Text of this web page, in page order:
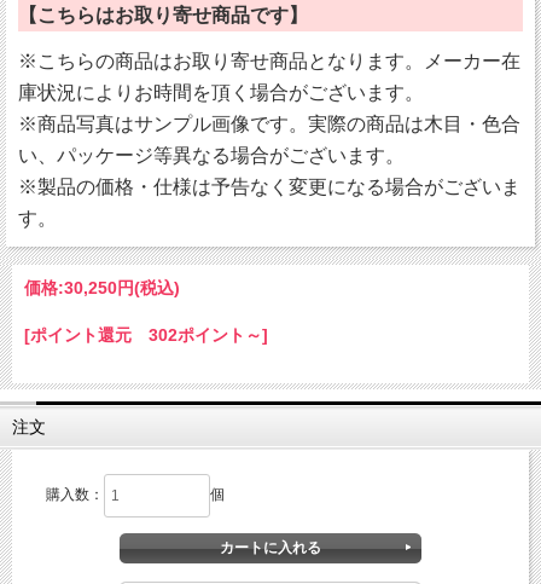
【こちらはお取り寄せ商品です】
※こちらの商品はお取り寄せ商品となります。メーカー在
庫状況によりお時間を頂く場合がございます。
※商品写真はサンプル画像です。実際の商品は木目・色合
い、パッケージ等異なる場合がございます。
※製品の価格・仕様は予告なく変更になる場合がございま
す。
価格:30,250円(税込)
[ポイント還元 302ポイント～]
注文
購入数： 個